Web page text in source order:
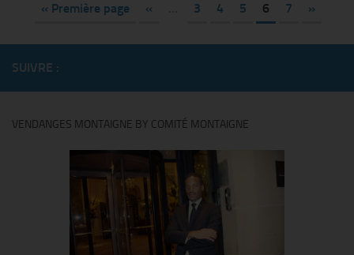
« Première page « 3 4 5 6 7 »
SUIVRE :
VENDANGES MONTAIGNE BY COMITÉ MONTAIGNE